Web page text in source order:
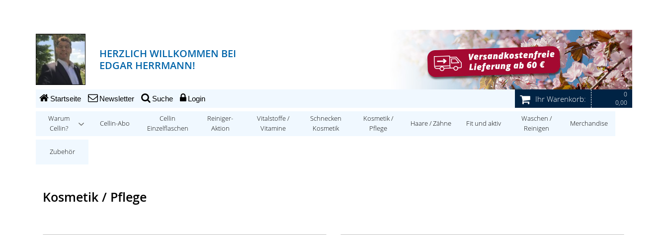
HERZLICH WILLKOMMEN BEI
EDGAR HERRMANN!
Ihr Warenkorb:
0
0,00
Startseite Newsletter Suche Login
Warum
Cellin?
Cellin-Abo
Cellin
Einzelflaschen
Reiniger-
Aktion
Vitalstoffe /
Vitamine
Schnecken
Kosmetik
Kosmetik /
Pflege
Haare / Zähne Fit und aktiv
Waschen /
Reinigen
Merchandise
Zubehör
Kosmetik / Pflege